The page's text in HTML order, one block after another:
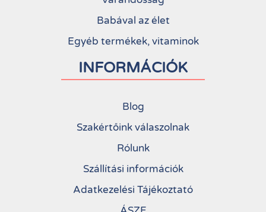
Babával az élet
Egyéb termékek, vitaminok
INFORMÁCIÓK
Blog
Szakértőink válaszolnak
Rólunk
Szállítási információk
Adatkezelési Tájékoztató